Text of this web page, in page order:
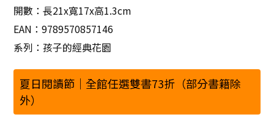
開數：長21x寬17x高1.3cm
EAN：9789570857146
系列：孩子的經典花園
夏日閱讀節｜全館任選雙書73折（部分書籍除
外）